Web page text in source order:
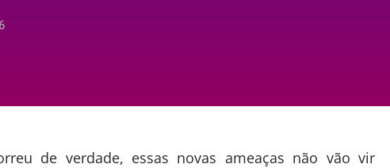
de verdade, essas novas ameaças não vão vir